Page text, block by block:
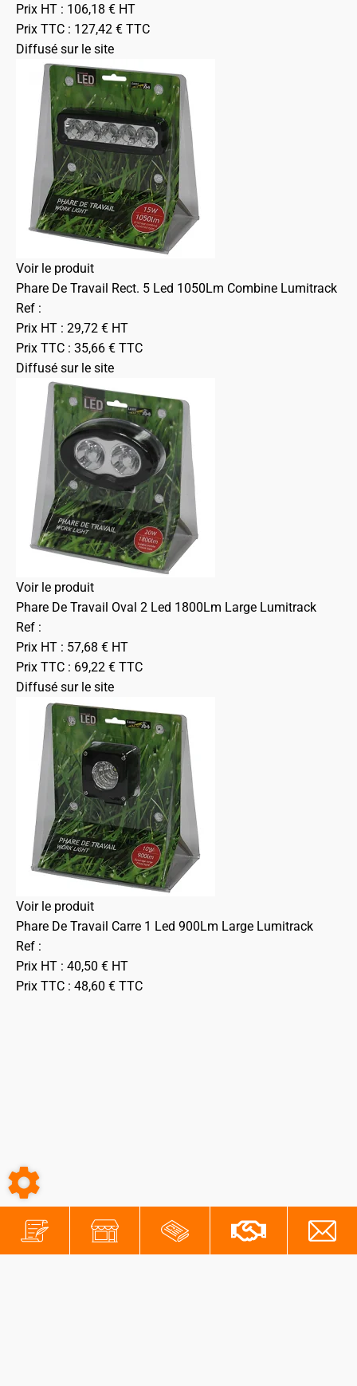
Prix HT : 106,18 € HT
Prix TTC : 127,42 € TTC
Diffusé sur le site
Voir le produit
Phare De Travail Rect. 5 Led 1050Lm Combine Lumitrack
Ref :
Prix HT : 29,72 € HT
Prix TTC : 35,66 € TTC
Diffusé sur le site
Voir le produit
Phare De Travail Oval 2 Led 1800Lm Large Lumitrack
Ref :
Prix HT : 57,68 € HT
Prix TTC : 69,22 € TTC
Diffusé sur le site
Voir le produit
Phare De Travail Carre 1 Led 900Lm Large Lumitrack
Ref :
Prix HT : 40,50 € HT
Prix TTC : 48,60 € TTC